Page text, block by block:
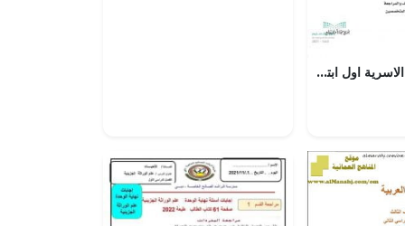
حل كتاب التربية الاسرية اول ابتدائي الفصل الاول – المنهاج السعودي